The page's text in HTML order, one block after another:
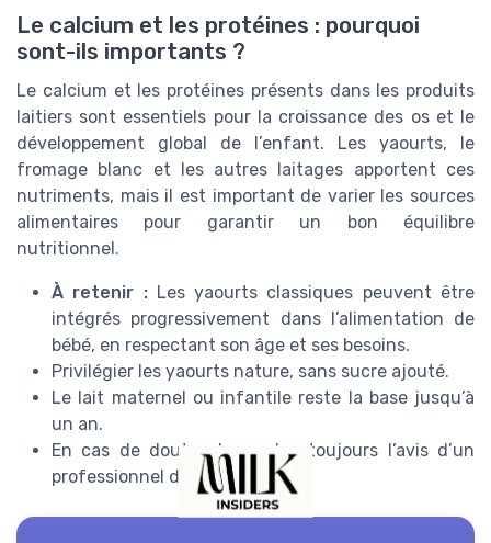
Le calcium et les protéines : pourquoi
sont-ils importants ?
Le calcium et les protéines présents dans les produits
laitiers sont essentiels pour la croissance des os et le
développement global de l’enfant. Les yaourts, le
fromage blanc et les autres laitages apportent ces
nutriments, mais il est important de varier les sources
alimentaires pour garantir un bon équilibre
nutritionnel.
À retenir :Les yaourts classiques peuvent être
intégrés progressivement dans l’alimentation de
bébé, en respectant son âge et ses besoins.
Privilégier les yaourts nature, sans sucre ajouté.
Le lait maternel ou infantile reste la base jusqu’à
un an.
En cas de doute, demandez toujours l’avis d’un
professionnel de santé.